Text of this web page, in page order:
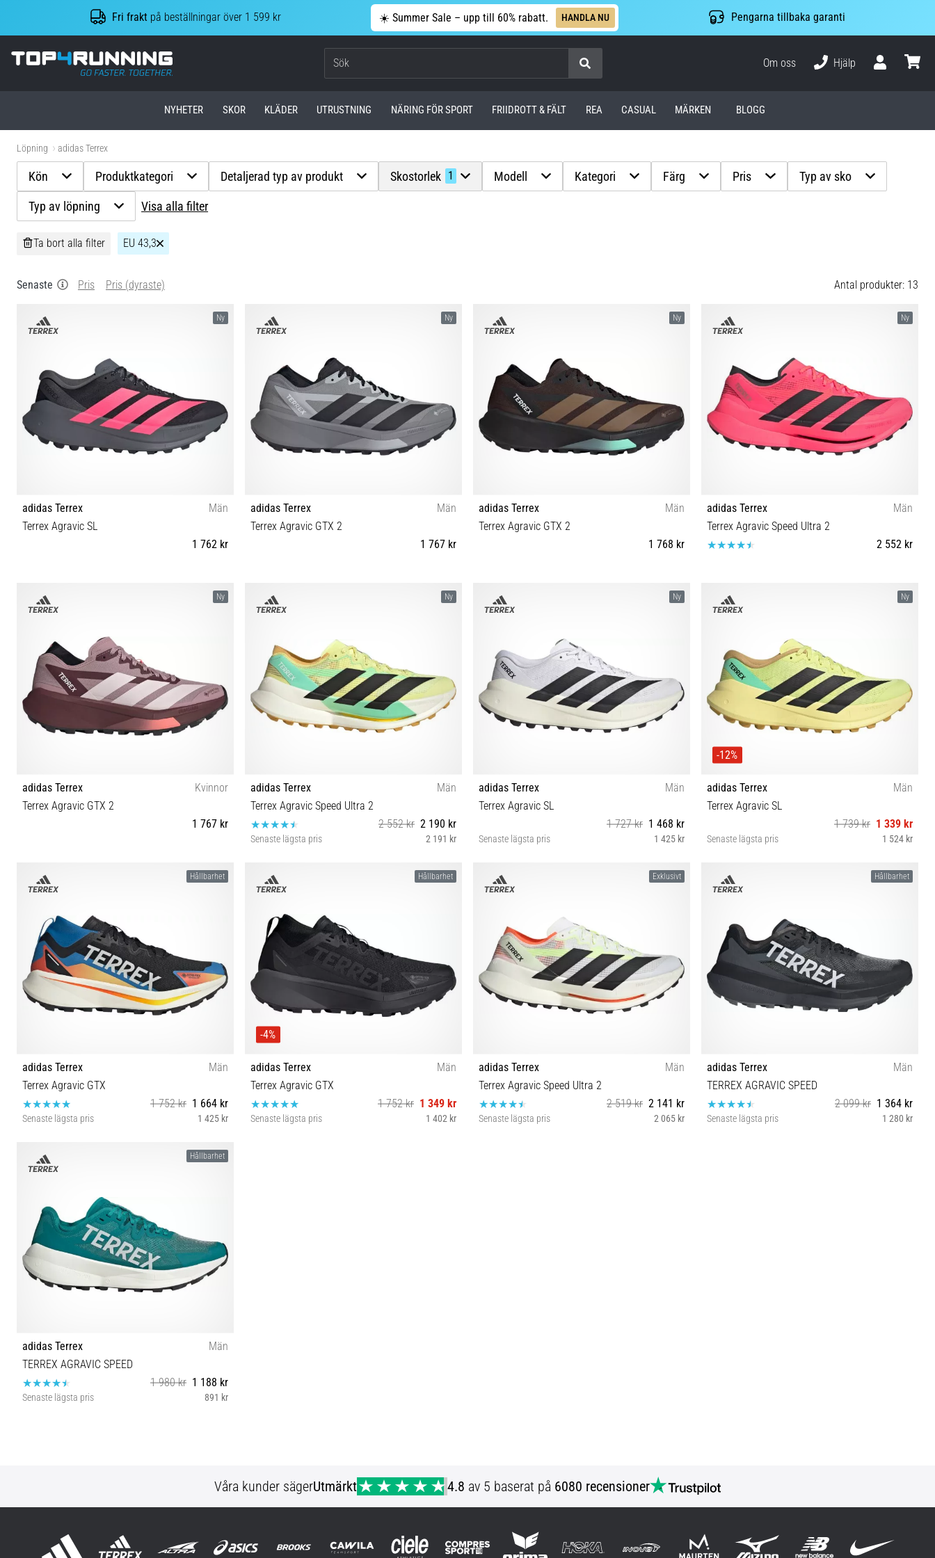
Fri frakt på beställningar över 1 599 kr ☀️ Summer Sale – upp till 60% rabatt. HANDLA NU Pengarna tillbaka garanti
Top4Running.se
Om oss
Hjälp
NYHETER SKOR KLÄDER UTRUSTNING NÄRING FÖR SPORT FRIIDROTT & FÄLT REA CASUAL MÄRKEN BLOGG
Löpning adidas Terrex
Kön Produktkategori Detaljerad typ av produkt Skostorlek 1 Modell Kategori Färg Pris Typ av sko
Typ av löpning Visa alla filter
Ta bort alla filter EU 43,3
Senaste Pris Pris (dyraste) Antal produkter: 13
Ny
adidas Terrex
Män
Terrex Agravic SL
1 762 kr
42⅔ 40⅔ 41⅓ 42 43⅓ 44 44⅔ 45⅓ 46 46⅔ 47⅓
Ny
adidas Terrex
Män
Terrex Agravic GTX 2
1 767 kr
40⅔ 41⅓ 42 42⅔ 43⅓ 44 44⅔ 45⅓ 46 46⅔ 47⅓
Ny
adidas Terrex
Män
Terrex Agravic GTX 2
1 768 kr
40⅔ 41⅓ 42 42⅔ 43⅓ 44 44⅔ 45⅓ 46 46⅔ 47⅓
Ny
adidas Terrex
Män
Terrex Agravic Speed Ultra 2
2 552 kr
44 40⅔ 41⅓ 42 42⅔ 43⅓ 44⅔ 45⅓ 46 46⅔ 47⅓
Ny
adidas Terrex
Kvinnor
Terrex Agravic GTX 2
1 767 kr
36⅔ 37⅓ 38 38⅔ 39⅓ 40 40⅔ 41⅓ 42 42⅔ 43⅓
Ny
adidas Terrex
Män
Terrex Agravic Speed Ultra 2
2 552 kr 2 190 kr
Senaste lägsta pris 2 191 kr
40⅔ 41⅓ 42 42⅔ 43⅓ 44 44⅔ 45⅓ 46 46⅔ 47⅓
Ny
adidas Terrex
Män
Terrex Agravic SL
1 727 kr 1 468 kr
Senaste lägsta pris 1 425 kr
41⅓ 42 42⅔ 43⅓ 44 44⅔ 45⅓ 46 46⅔
Ny
-12%
adidas Terrex
Män
Terrex Agravic SL
1 739 kr 1 339 kr
Senaste lägsta pris 1 524 kr
40⅔ 42 42⅔ 43⅓ 44 44⅔ 45⅓ 46 46⅔ 47⅓
Hållbarhet
adidas Terrex
Män
Terrex Agravic GTX
1 752 kr 1 664 kr
Senaste lägsta pris 1 425 kr
Hållbarhet
-4%
adidas Terrex
Män
Terrex Agravic GTX
1 752 kr 1 349 kr
Senaste lägsta pris 1 402 kr
Exklusivt
adidas Terrex
Män
Terrex Agravic Speed Ultra 2
2 519 kr 2 141 kr
Senaste lägsta pris 2 065 kr
Hållbarhet
adidas Terrex
Män
TERREX AGRAVIC SPEED
2 099 kr 1 364 kr
Senaste lägsta pris 1 280 kr
Hållbarhet
adidas Terrex
Män
TERREX AGRAVIC SPEED
1 980 kr 1 188 kr
Senaste lägsta pris 891 kr
Våra kunder sägerUtmärkt 4.8 av 5 baserat på 6080 recensioner